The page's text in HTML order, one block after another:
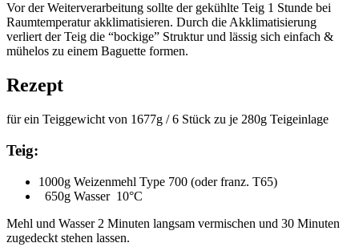
Vor der Weiterverarbeitung sollte der gekühlte Teig 1 Stunde bei
Raumtemperatur akklimatisieren. Durch die Akklimatisierung
verliert der Teig die “bockige” Struktur und lässig sich einfach &
mühelos zu einem Baguette formen.
Rezept
für ein Teiggewicht von 1677g / 6 Stück zu je 280g Teigeinlage
Teig:
1000g Weizenmehl Type 700 (oder franz. T65)
650g Wasser 10°C
Mehl und Wasser 2 Minuten langsam vermischen und 30 Minuten
zugedeckt stehen lassen.